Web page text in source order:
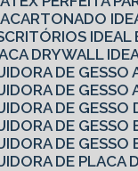
DRYWALL
DE GESSO
DE
DE
DE
DE
DE PLACA